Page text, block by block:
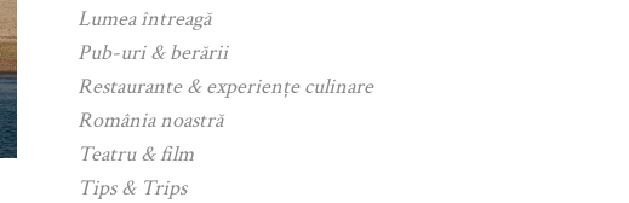
Lumea întreagă
Pub-uri & berării
Restaurante & experiențe culinare
România noastră
Teatru & film
Tips & Trips